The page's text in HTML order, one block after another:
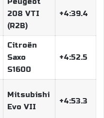
208 VTI
(R2B)
+4:39.4
Citroën
Saxo
S1600
+4:52.5
Mitsubishi
Evo VII
+4:53.3